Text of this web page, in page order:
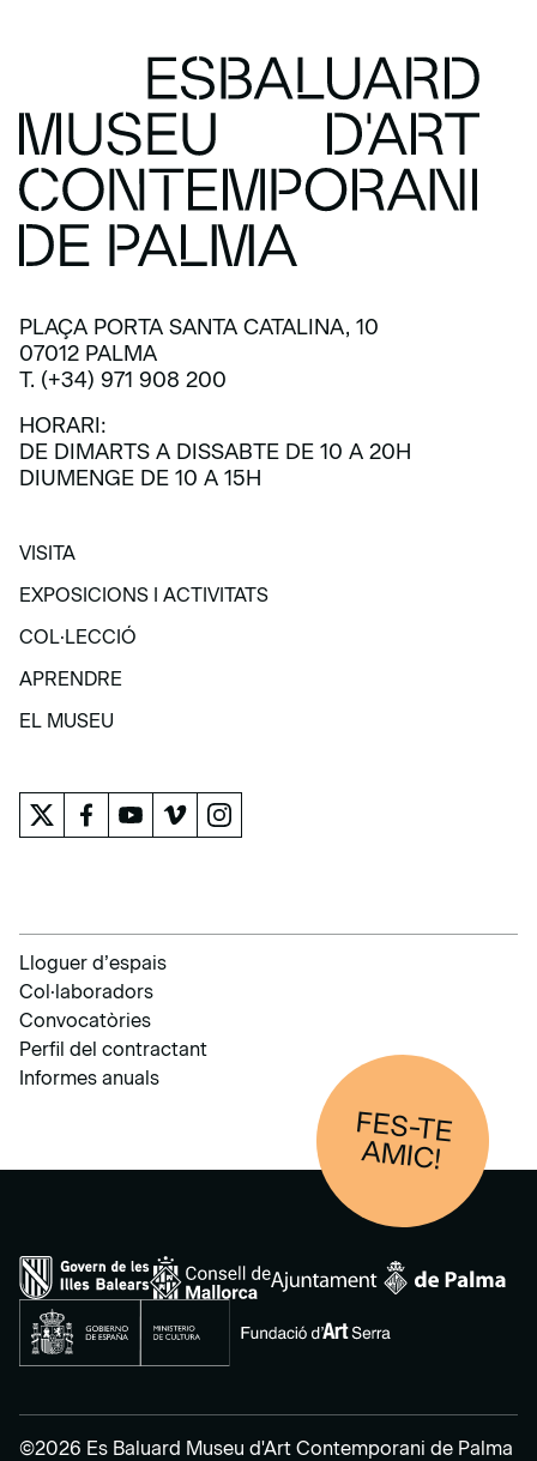
PLAÇA PORTA SANTA CATALINA, 10
07012 PALMA
T. (+34) 971 908 200
HORARI:
DE DIMARTS A DISSABTE DE 10 A 20H
DIUMENGE DE 10 A 15H
VISITA
VISITA
EXPOSICIONS I ACTIVITATS
EXPOSICIONS I ACTIVITATS
COL·LECCIÓ
COL·LECCIÓ
APRENDRE
APRENDRE
EL MUSEU
Lloguer d’espais
Col·laboradors
Convocatòries
Perfil del contractant
Informes anuals
FES-TE
AM
IC!
©2026 Es Baluard Museu d'Art Contemporani de Palma